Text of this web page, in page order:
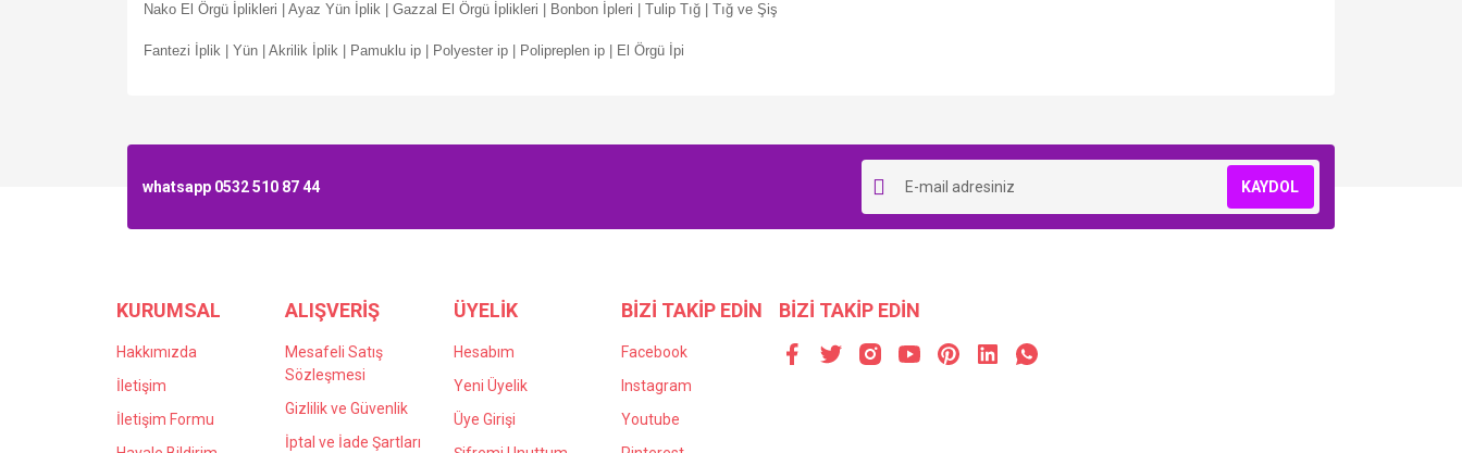
Nako El Örgü İplikleri | Ayaz Yün İplik | Gazzal El Örgü İplikleri | Bonbon İpleri | Tulip Tığ | Tığ ve Şiş
Fantezi İplik | Yün | Akrilik İplik | Pamuklu ip | Polyester ip | Polipreplen ip | El Örgü İpi
whatsapp 0532 510 87 44 KAYDOL
KURUMSAL
Hakkımızda
İletişim
İletişim Formu
ALIŞVERİŞ
Mesafeli Satış
Sözleşmesi
Gizlilik ve Güvenlik
İptal ve İade Şartları
ÜYELİK
Hesabım
Yeni Üyelik
Üye Girişi
BİZİ TAKİP EDİN
Facebook
Instagram
Youtube
BİZİ TAKİP EDİN